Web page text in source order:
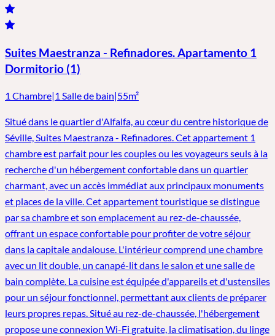
Suites Maestranza - Refinadores. Apartamento 1
Dormitorio (1)
1 Chambre|1 Salle de bain|55m²
Situé dans le quartier d'Alfalfa, au cœur du centre historique de
Séville, Suites Maestranza - Refinadores. Cet appartement 1
chambre est parfait pour les couples ou les voyageurs seuls à la
recherche d'un hébergement confortable dans un quartier
charmant, avec un accès immédiat aux principaux monuments
et places de la ville. Cet appartement touristique se distingue
par sa chambre et son emplacement au rez-de-chaussée,
offrant un espace confortable pour profiter de votre séjour
dans la capitale andalouse. L'intérieur comprend une chambre
avec un lit double, un canapé-lit dans le salon et une salle de
bain complète. La cuisine est équipée d'appareils et d'ustensiles
pour un séjour fonctionnel, permettant aux clients de préparer
leurs propres repas. Situé au rez-de-chaussée, l'hébergement
propose une connexion Wi-Fi gratuite, la climatisation, du linge